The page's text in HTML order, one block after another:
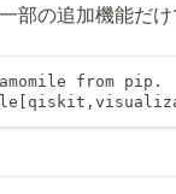
部の追加機能だ
from pip.